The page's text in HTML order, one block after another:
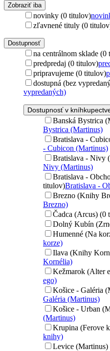
Zobraziť iba
novinky (0 titulov)
zľavnené tituly (0
Dostupnosť
na centrálnom sklade (0
predpredaj (0 titulov)
pripravujeme (0 titulov)
dostupná (bez
vypredaných)
Dostupnosť v
Banská Bystrica
Bystrica (Martinus)
Bratislava -
- Cubicon (Martinus)
Bratislava - Nivy
Nivy (Martinus)
Bratislava -
titulov)Bratislava -
Brezno (Knihy
Brezno)
Čadca (Arcus) (0
Dolný Kubín
Humenné (Na
korze)
Ilava (Knihy
Kornélia)
Kežmarok (Alter
ego)
Košice - Galéria
Galéria (Martinus)
Košice - Urban
(Martinus)
Krupina (Ferove
knihy)
Levice